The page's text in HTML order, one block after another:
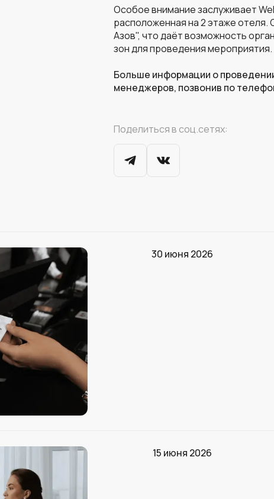
Особое внимание заслуживает
расположенная на 2 этаже отеля.
Азов", что даёт возможность
зон для проведения мероприятия.
Больше информации о
менеджеров, позвонив по
Поделиться в соц.сетях:
30 июня 2026
15 июня 2026